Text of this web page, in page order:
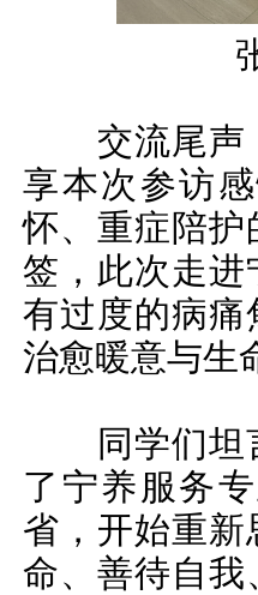
交流尾声
享本次参访
怀、重症陪
签，此次走
有过度的病
治愈暖意与生
同学们
了宁养服务
省，开始重
命、善待自